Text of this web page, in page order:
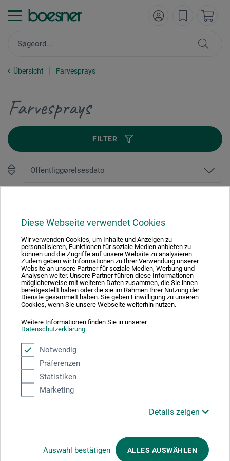
Diese Webseite verwendet Cookies
Wir verwenden Cookies, um Inhalte und Anzeigen zu
personalisieren, Funktionen für soziale Medien anbieten zu
können und die Zugriffe auf unsere Website zu analysieren.
Zudem geben wir Informationen zu Ihrer Verwendung unserer
Website an unsere Partner für soziale Medien, Werbung und
Analysen weiter. Unsere Partner führen diese Informationen
möglicherweise mit weiteren Daten zusammen, die Sie ihnen
bereitgestellt haben oder die sie im Rahmen Ihrer Nutzung der
Dienste gesammelt haben. Sie geben Einwilligung zu unseren
Cookies, wenn Sie unsere Webseite weiterhin nutzen.
Weitere Informationen finden Sie in unserer
Datenschutzerklärung.
Notwendig
Präferenzen
Statistiken
Marketing
Details zeigen
Auswahl bestätigen ALLES AUSWÄHLEN
Übersicht Farvesprays
Farvesprays
FILTER
Absolut sikker
Betalingsmetoder
Produktkategorier